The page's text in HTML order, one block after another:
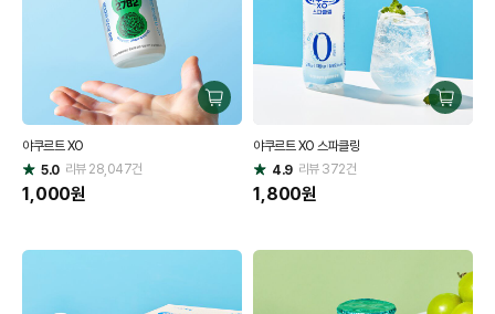
구
매
야쿠르트 XO
별
점
5.0 리뷰28,047건
1,000원
구
야쿠르트 XO 스파클링
별
점
4.9 리뷰372건
1,800원